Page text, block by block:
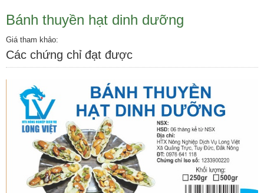
Bánh thuyền hạt dinh dưỡng
Giá tham khảo:
Các chứng chỉ đạt được